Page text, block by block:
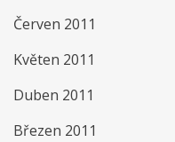
Červen 2011
Květen 2011
Duben 2011
Březen 2011